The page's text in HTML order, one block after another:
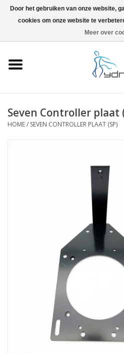
Seven Controller plaat
HOME/ SEVEN CONTROLLER PLAAT (SP)
Door het gebruiken van onze website,
cookies om onze website te
Meer over